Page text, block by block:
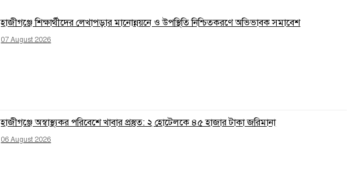
হাজীগঞ্জে শিক্ষার্থীদের লেখাপড়ার মানোন্নয়নে ও উপস্থিতি নিশ্চিতকরণে অভিভাবক সমাবেশ
07 August 2026
হাজীগঞ্জে অস্বাস্থ্যকর পরিবেশে খাবার প্রস্তুত: ২ হোটেলকে ৪৫ হাজার টাকা জরিমানা
06 August 2026